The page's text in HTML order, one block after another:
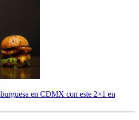
en CDMX con este 2×1 en